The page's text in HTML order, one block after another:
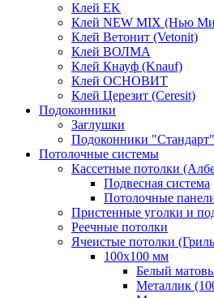
Клей EK
Клей NEW MIX (Нью
Клей Ветонит (Vetonit)
Клей ВОЛМА
Клей Кнауф (Knauf)
Клей ОСНОВИТ
Клей Церезит (Ceresit)
Подоконники
Заглушки
Подоконники "Стандарт"
Потолочные системы
Кассетные потолки
Подвесная система
Потолочные
Пристенные уголки и
Реечные потолки
Ячеистые потолки
100х100 мм
Белый
Металлик